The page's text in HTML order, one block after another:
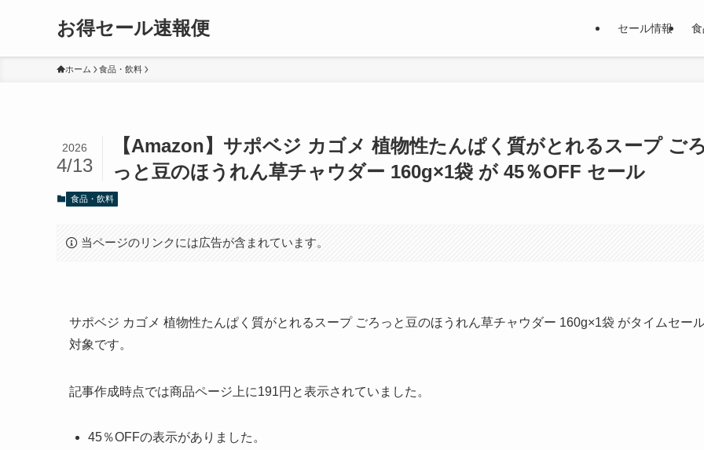
お得セール速報便 セール情報
ホーム 食品・飲料
【Amazon】サポベジ カゴメ 植物性たんぱく質がとれるスープ ご
っと豆のほうれん草チャウダー 160g×1袋 が 45％OFF セール
2026
4/13
食品・飲料
当ページのリンクには広告が含まれています。
サポベジ カゴメ 植物性たんぱく質がとれるスープ ごろっと豆のほうれん草チャウダー 160g×1袋 がタイムセー
対象です。
記事作成時点では商品ページ上に191円と表示されていました。
45％OFFの表示がありました。